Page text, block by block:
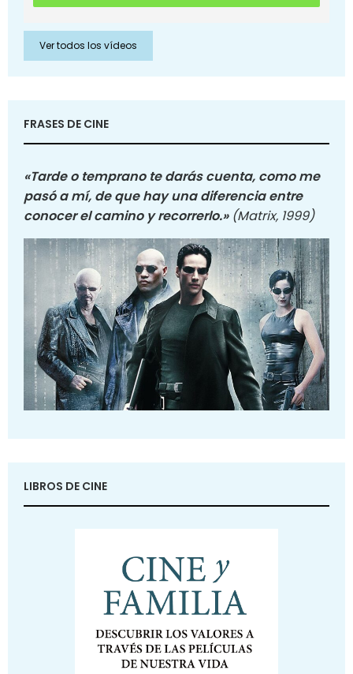
Ver todos los vídeos
FRASES DE CINE
«Tarde o temprano te darás cuenta, como me
pasó a mí, de que hay una diferencia entre
conocer el camino y recorrerlo.» (Matrix, 1999)
LIBROS DE CINE